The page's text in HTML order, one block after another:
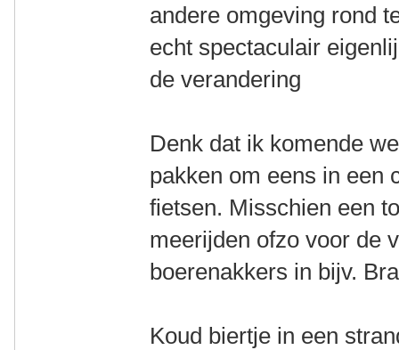
andere omgeving rond
echt spectaculair
de verandering
Denk dat ik komende
pakken om eens in een
fietsen. Misschien een
meerijden ofzo voor de
boerenakkers in bijv.
Koud biertje in een